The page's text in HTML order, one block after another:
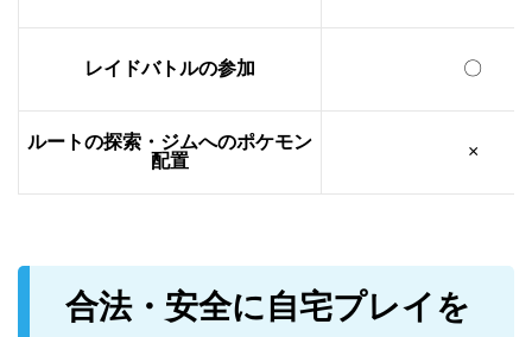
レイドバトルの参加 〇
ルートの探索・ジムへのポケモン
配置
×
合法・安全に自宅プレイを